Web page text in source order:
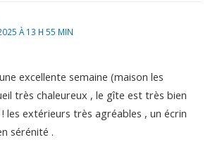
À 13 H 55 MIN
excellente semaine (maison les
très chaleureux , le gîte est très bien
les extérieurs très agréables , un écrin
sérénité .